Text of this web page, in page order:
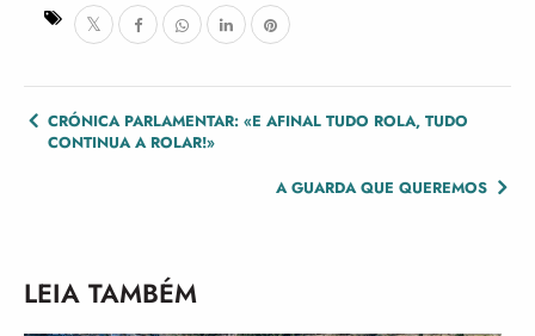
POST
NAVIGATION
CRÓNICA PARLAMENTAR: «E AFINAL TUDO ROLA, TUDO
CONTINUA A ROLAR!»
A GUARDA QUE QUEREMOS
LEIA TAMBÉM